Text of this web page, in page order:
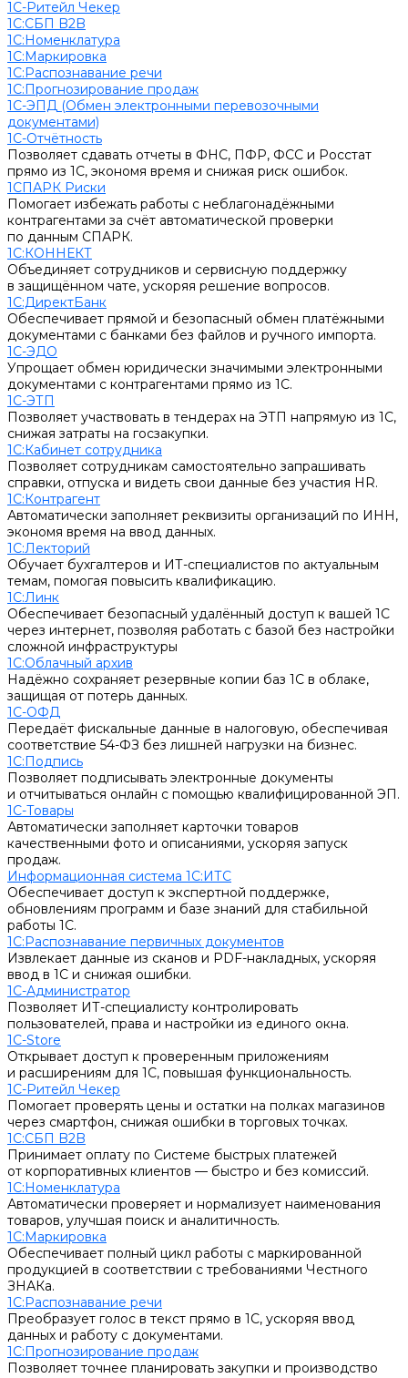
1С-Ритейл Чекер
1С:СБП B2B
1С:Номенклатура
1С:Маркировка
1С:Распознавание речи
1С:Прогнозирование продаж
1С-ЭПД (Обмен электронными перевозочными
документами)
1С-Отчётность
Позволяет сдавать отчеты в ФНС, ПФР, ФСС и Росстат
прямо из 1С, экономя время и снижая риск ошибок.
1СПАРК Риски
Помогает избежать работы с неблагонадёжными
контрагентами за счёт автоматической проверки
по данным СПАРК.
1С:КОННЕКТ
Объединяет сотрудников и сервисную поддержку
в защищённом чате, ускоряя решение вопросов.
1С:ДиректБанк
Обеспечивает прямой и безопасный обмен платёжными
документами с банками без файлов и ручного импорта.
1С-ЭДО
Упрощает обмен юридически значимыми электронными
документами с контрагентами прямо из 1С.
1С-ЭТП
Позволяет участвовать в тендерах на ЭТП напрямую из 1С,
снижая затраты на госзакупки.
1С:Кабинет сотрудника
Позволяет сотрудникам самостоятельно запрашивать
справки, отпуска и видеть свои данные без участия HR.
1С:Контрагент
Автоматически заполняет реквизиты организаций по ИНН,
экономя время на ввод данных.
1С:Лекторий
Обучает бухгалтеров и ИТ-специалистов по актуальным
темам, помогая повысить квалификацию.
1С:Линк
Обеспечивает безопасный удалённый доступ к вашей 1С
через интернет, позволяя работать с базой без настройки
сложной инфраструктуры
1С:Облачный архив
Надёжно сохраняет резервные копии баз 1С в облаке,
защищая от потерь данных.
1С-ОФД
Передаёт фискальные данные в налоговую, обеспечивая
соответствие 54-ФЗ без лишней нагрузки на бизнес.
1С:Подпись
Позволяет подписывать электронные документы
и отчитываться онлайн с помощью квалифицированной ЭП.
1С-Товары
Автоматически заполняет карточки товаров
качественными фото и описаниями, ускоряя запуск
продаж.
Информационная система 1С:ИТС
Обеспечивает доступ к экспертной поддержке,
обновлениям программ и базе знаний для стабильной
работы 1С.
1С:Распознавание первичных документов
Извлекает данные из сканов и PDF-накладных, ускоряя
ввод в 1С и снижая ошибки.
1С-Администратор
Позволяет ИТ-специалисту контролировать
пользователей, права и настройки из единого окна.
1С-Store
Открывает доступ к проверенным приложениям
и расширениям для 1С, повышая функциональность.
1С-Ритейл Чекер
Помогает проверять цены и остатки на полках магазинов
через смартфон, снижая ошибки в торговых точках.
1С:СБП B2B
Принимает оплату по Системе быстрых платежей
от корпоративных клиентов — быстро и без комиссий.
1С:Номенклатура
Автоматически проверяет и нормализует наименования
товаров, улучшая поиск и аналитичность.
1С:Маркировка
Обеспечивает полный цикл работы с маркированной
продукцией в соответствии с требованиями Честного
ЗНАКа.
1С:Распознавание речи
Преобразует голос в текст прямо в 1С, ускоряя ввод
данных и работу с документами.
1С:Прогнозирование продаж
Позволяет точнее планировать закупки и производство